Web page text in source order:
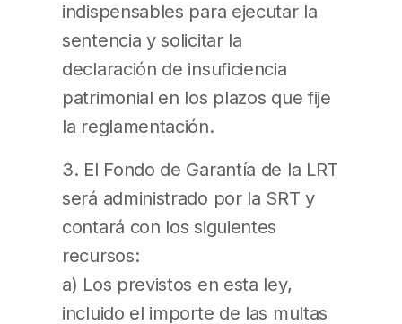
indispensables para ejecutar la
sentencia y solicitar la
declaración de insuficiencia
patrimonial en los plazos que fije
la reglamentación.
3. El Fondo de Garantía de la LRT
será administrado por la SRT y
contará con los siguientes
recursos:
a) Los previstos en esta ley,
incluido el importe de las multas